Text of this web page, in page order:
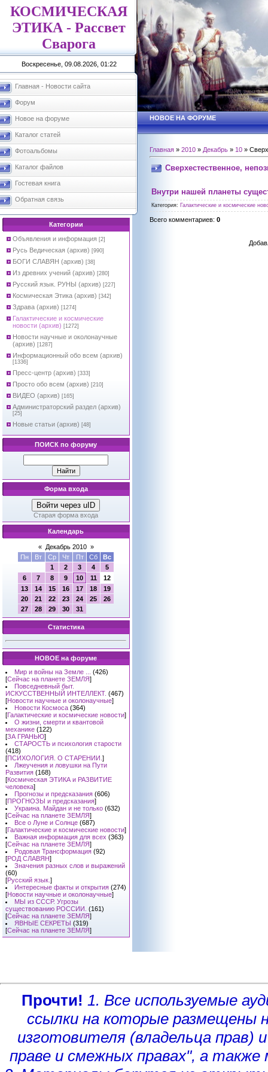
КОСМИЧЕСКАЯ
ЭТИКА - Рассвет
Сварога
Воскресенье, 09.08.2026, 01:22
Главная - Новости сайта
Форум
Новое на форуме
Каталог статей
Фотоальбомы
Каталог файлов
Гостевая книга
Обратная связь
Категории
Объявления и информация [2]
Русь Ведическая (архив) [990]
БОГИ СЛАВЯН (архив) [38]
Из древних учений (архив) [280]
Русский язык. РУНЫ (архив) [227]
Космическая Этика (архив) [342]
Здрава (архив) [1274]
Галактические и космические
новости (архив) [1272]
Новости научные и околонаучные
(архив) [1287]
Информационный обо всем (архив)
[1336]
Пресс-центр (архив) [333]
Просто обо всем (архив) [210]
ВИДЕО (архив) [165]
Администраторский раздел (архив)
[25]
Новые статьи (архив) [48]
ПОИСК по форуму
Форма входа
Войти через uID
Старая форма входа
Календарь
« Декабрь 2010 »
Пн
Вт Ср Чт Пт Сб
Вс
1
2 3 4
5
6
7 8 9 10 11
12
13
14 15 16 17 18
19
20
21 22 23 24 25
26
27
28 29 30 31
Статистика
НОВОЕ на форуме
Мир и войны на Земле ...
(426)
[Сейчас на планете ЗЕМЛЯ]
Повседневный быт.
ИСКУССТВЕННЫЙ ИНТЕЛЛЕКТ. (467)
[Новости научные и околонаучные]
Новости Космоса (364)
[Галактические и космические новости]
О жизни, смерти и квантовой
механике (122)
[ЗА ГРАНЬЮ]
СТАРОСТЬ и психология старости
(418)
[ПСИХОЛОГИЯ. О СТАРЕНИИ. ]
Лжеучения и ловушки на Пути
Развития (168)
[Космическая ЭТИКА и РАЗВИТИЕ
человека]
Прогнозы и предсказания (606)
[ПРОГНОЗЫ и предсказания]
Украина. Майдан и не только (632)
[Сейчас на планете ЗЕМЛЯ]
Все о Луне и Солнце (687)
[Галактические и космические новости]
Важная информация для всех (363)
[Сейчас на планете ЗЕМЛЯ]
Родовая Трансформация (92)
[РОД СЛАВЯН]
Значения разных слов и выражений
(60)
[Русский язык. ]
Интересные факты и открытия (274)
[Новости научные и околонаучные]
МЫ из СССР. Угрозы
существованию РОССИИ. (161)
[Сейчас на планете ЗЕМЛЯ]
ЯВНЫЕ СЕКРЕТЫ (319)
[Сейчас на планете ЗЕМЛЯ]
НОВОЕ НА ФОРУМЕ
Главная » 2010 » Декабрь » 10 »
Сверхестественное,
Внутри нашей планеты
Категория: Галактические и космические
Всего комментариев: 0
Прочти! 1. Все используемые
ссылки на которые размещены
изготовителя (владельца прав)
праве и смежных правах", а